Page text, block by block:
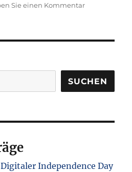
Sie einen Kommentarzu
der
„bunt
statt
im
SUCHEN
Independence Day